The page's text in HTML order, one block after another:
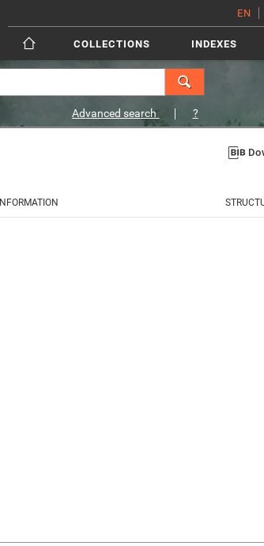
EN
COLLECTIONS INDEXES
Advanced search ?
INFORMATION